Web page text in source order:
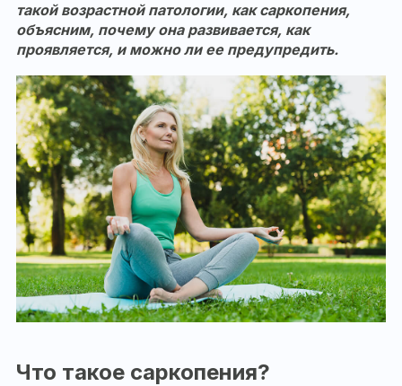
такой возрастной патологии, как саркопения,
объясним, почему она развивается, как
проявляется, и можно ли ее предупредить.
Что такое саркопения?